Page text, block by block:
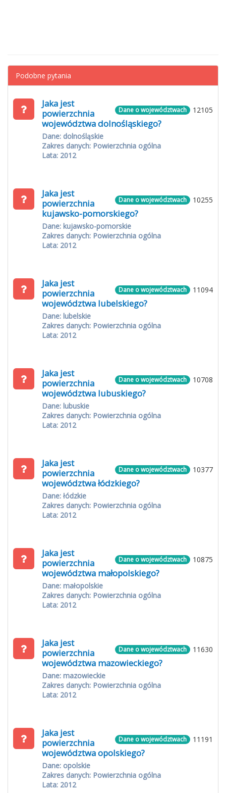
Podobne pytania
12105
Dane o województwach
Jaka jest
powierzchnia
województwa dolnośląskiego?
Dane: dolnośląskie
Zakres danych: Powierzchnia ogólna
Lata: 2012
10255
Dane o województwach
Jaka jest
powierzchnia
kujawsko-pomorskiego?
Dane: kujawsko-pomorskie
Zakres danych: Powierzchnia ogólna
Lata: 2012
11094
Dane o województwach
Jaka jest
powierzchnia
województwa lubelskiego?
Dane: lubelskie
Zakres danych: Powierzchnia ogólna
Lata: 2012
10708
Dane o województwach
Jaka jest
powierzchnia
województwa lubuskiego?
Dane: lubuskie
Zakres danych: Powierzchnia ogólna
Lata: 2012
10377
Dane o województwach
Jaka jest
powierzchnia
województwa łódzkiego?
Dane: łódzkie
Zakres danych: Powierzchnia ogólna
Lata: 2012
10875
Dane o województwach
Jaka jest
powierzchnia
województwa małopolskiego?
Dane: małopolskie
Zakres danych: Powierzchnia ogólna
Lata: 2012
11630
Dane o województwach
Jaka jest
powierzchnia
województwa mazowieckiego?
Dane: mazowieckie
Zakres danych: Powierzchnia ogólna
Lata: 2012
11191
Dane o województwach
Jaka jest
powierzchnia
województwa opolskiego?
Dane: opolskie
Zakres danych: Powierzchnia ogólna
Lata: 2012